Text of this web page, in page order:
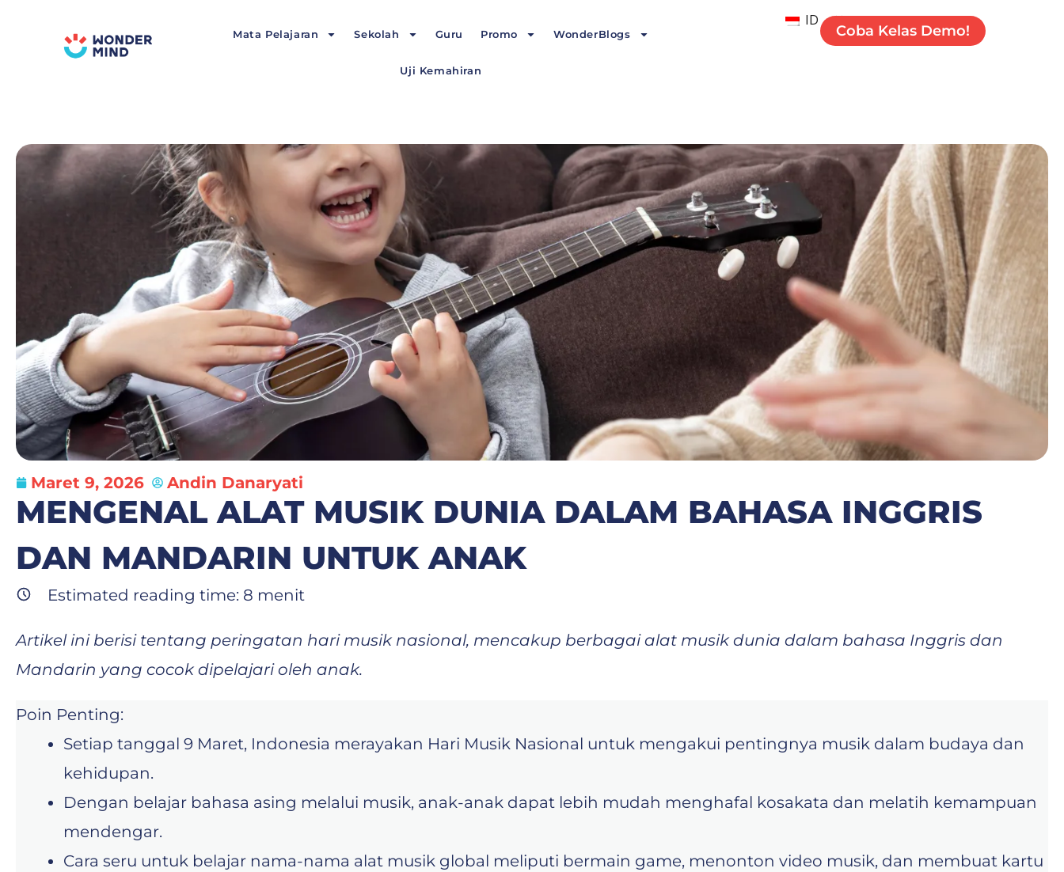
Mata Pelajaran Sekolah Guru Promo WonderBlogs
Uji Kemahiran
ID
Coba Kelas Demo!
Maret 9, 2026 Andin Danaryati
MENGENAL ALAT MUSIK DUNIA DALAM BAHASA INGGRIS
DAN MANDARIN UNTUK ANAK
Estimated reading time: 8 menit
Artikel ini berisi tentang peringatan hari musik nasional, mencakup berbagai alat musik dunia dalam bahasa Inggris dan
Mandarin yang cocok dipelajari oleh anak.
Poin Penting:
Setiap tanggal 9 Maret, Indonesia merayakan Hari Musik Nasional untuk mengakui pentingnya musik dalam budaya dan
kehidupan.
Dengan belajar bahasa asing melalui musik, anak-anak dapat lebih mudah menghafal kosakata dan melatih kemampuan
mendengar.
Cara seru untuk belajar nama-nama alat musik global meliputi bermain game, menonton video musik, dan membuat kartu